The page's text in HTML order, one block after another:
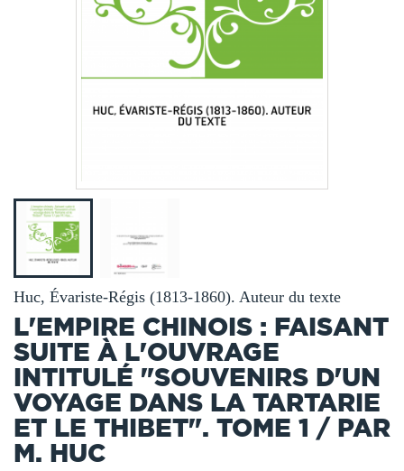
Huc, Évariste-Régis (1813-1860). Auteur du texte
L'EMPIRE CHINOIS : FAISANT
SUITE À L'OUVRAGE
INTITULÉ "SOUVENIRS D'UN
VOYAGE DANS LA TARTARIE
ET LE THIBET". TOME 1 / PAR
M. HUC